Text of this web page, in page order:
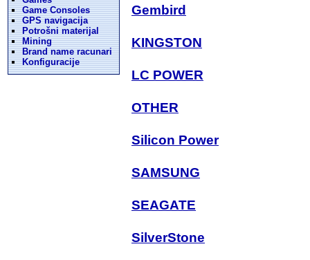
Game Consoles
GPS navigacija
Potrošni materijal
Mining
Brand name racunari
Konfiguracije
Gembird
KINGSTON
LC POWER
OTHER
Silicon Power
SAMSUNG
SEAGATE
SilverStone